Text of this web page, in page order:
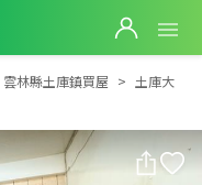
土庫大地坪店面2
雲林縣土庫鎮買屋
土庫大